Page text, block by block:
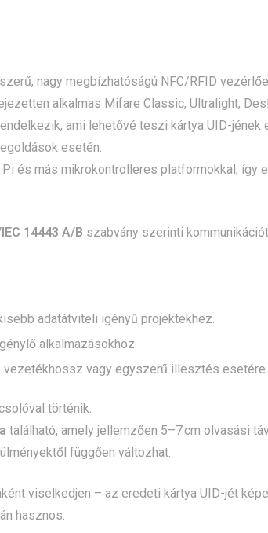
nagy megbízhatóságú NFC/RFID
alkalmas Mifare Classic, Ultralight,
ami lehetővé teszi kártya UID-jének
esetén.
és más mikrokontrolleres platformokkal,
14443 A/B szabvány szerinti
adatátviteli igényű projektekhez.
alkalmazásokhoz.
vagy egyszerű illesztés esetére.
történik.
található, amely jellemzően 5–7 cm olvasási
függően változhat.
viselkedjen – az eredeti kártya UID-jét
hasznos.